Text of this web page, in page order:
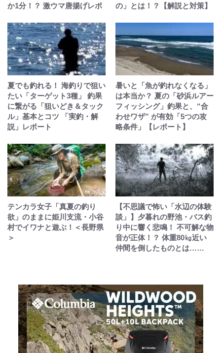
か1分！？ 激ウマ唐揚げレポ
の」とは！？【解説と対策】
夏でも釣れる！ 海釣りで狙い
たい「ターゲット3種」 釣果
に繋がる「狙いどき＆タック
ル」基本とコツ 「実釣・解
説」レポート
暑いと「魚が釣れなくなる」
は本当か？ 夏の「砂浜ルアー
フィッシング」釣果と、“合
わせワザ” が有効「5つの攻
略条件」【レポート】
テンカラ女子「真夏の釣り
欲」のままに姫川支流・小谷
村でイワナと遊ぶ！＜長野県
＞
【不思議で怖い「水辺の体験
談」】夕暮れの野池・バス釣
り中に響く悲鳴！ 不可解な物
音が正体！？ 体重80㎏近い
仲間を倒したものとは……